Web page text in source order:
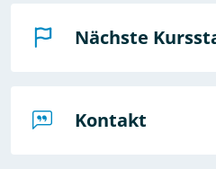
Nächste
Kontakt